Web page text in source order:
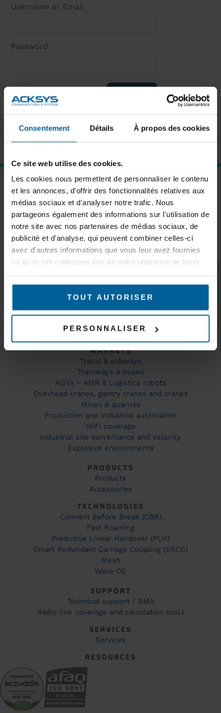
Consentement Détails À propos des cookies
Ce site web utilise des cookies.
Les cookies nous permettent de personnaliser le contenu
et les annonces, d'offrir des fonctionnalités relatives aux
médias sociaux et d'analyser notre trafic. Nous
partageons également des informations sur l'utilisation de
notre site avec nos partenaires de médias sociaux, de
publicité et d'analyse, qui peuvent combiner celles-ci
avec d'autres informations que vous leur avez fournies
ou qu'ils ont collectées lors de votre utilisation de leurs
TOUT AUTORISER
PERSONNALISER
Username or Email
Password
Remember Me
Click here to register
SUBSCRIBE TO OUR NEWSLETTER
Subscribe
KEEP IN TOUCH
MARKETS
Trains & subways
Tramways & buses
AGVs – AMR & Logistics robots
Overhead cranes, gantry cranes and cranes
Mines & quarries
Production and industrial automation
WiFi coverage
Industrial site surveillance and security
Explosive environments
PRODUCTS
Products
Accessories
TECHNOLOGIES
Connect Before Break (CBB)
Fast Roaming
Predictive Linear Handover (PLH)
Smart Redundant Carriage Coupling (SRCC)
Mesh
Wave OS
SUPPORT
Technical support / RMA
Radio link coverage and calculation tools
SERVICES
Services
RESOURCES